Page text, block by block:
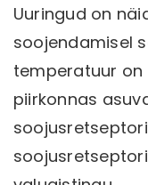
Uuringud on
soojendamisel
temperatuur on
piirkonnas